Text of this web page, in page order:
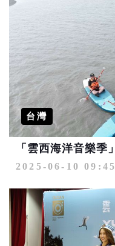
台灣
2025-06-10 09:45